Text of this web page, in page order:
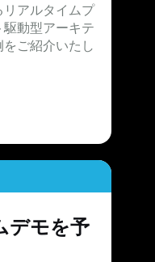
アルタイムプ
動型アーキテ
ご紹介いたし
デモを予